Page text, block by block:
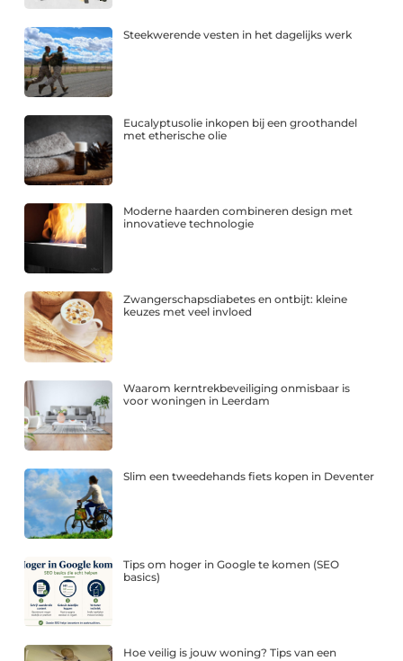
Steekwerende vesten in het dagelijks werk
Eucalyptusolie inkopen bij een groothandel
met etherische olie
Moderne haarden combineren design met
innovatieve technologie
Zwangerschapsdiabetes en ontbijt: kleine
keuzes met veel invloed
Waarom kerntrekbeveiliging onmisbaar is
voor woningen in Leerdam
Slim een tweedehands fiets kopen in Deventer
Tips om hoger in Google te komen (SEO
basics)
Hoe veilig is jouw woning? Tips van een